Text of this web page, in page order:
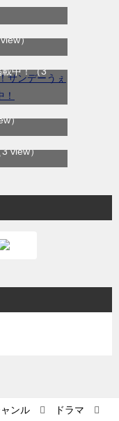
）
サンデーう
中！（3
す人向けに
外と刺さる
）
うぇぶりで
3 view）
ンル
ドラマ